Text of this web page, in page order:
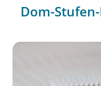
Dom-